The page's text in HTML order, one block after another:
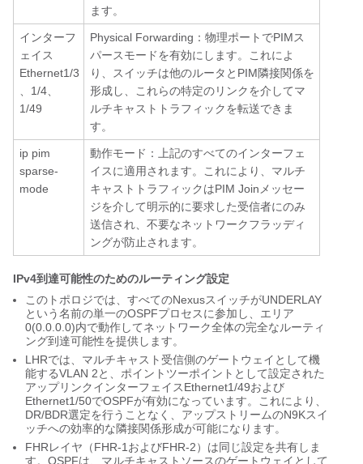
ます。
インターフ
ェイス
Ethernet1/3
、1/4、
1/49
Physical Forwarding：物理ポートでPIMス
パースモードを有効にします。これによ
り、スイッチは他のルータとPIM隣接関係を
形成し、これらの特定のリンクを介してマ
ルチキャストトラフィックを転送できま
す。
ip pim
sparse-
mode
動作モード：上記のすべてのインターフェ
イスに適用されます。これにより、マルチ
キャストトラフィックはPIM Joinメッセー
ジを介して明示的に要求した受信者にのみ
送信され、不要なネットワークフラッディ
ングが防止されます。
IPv4到達可能性のためのルーティング設定
このトポロジでは、すべてのNexusスイッチがUNDERLAY
という名前の単一のOSPFプロセスに参加し、エリア
0(0.0.0.0)内で動作してネットワーク全体の完全なルーティ
ング到達可能性を提供します。
LHRでは、マルチキャスト受信側のゲートウェイとして機
能するVLAN 2と、ポイントツーポイントとして設定された
アップリンクインターフェイスEthernet1/49および
Ethernet1/50でOSPFが有効になっています。これにより、
DR/BDR選定を行うことなく、アップストリームのN9Kスイ
ッチへの効率的な隣接関係形成が可能になります。
FHRレイヤ（FHR-1およびFHR-2）は同じ設定を共有しま
す。OSPFは、マルチキャストソースのゲートウェイとして